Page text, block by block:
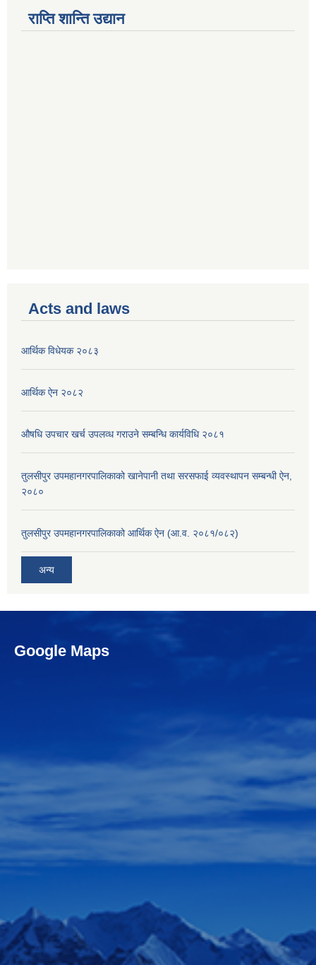
राप्ति शान्ति उद्यान
Acts and laws
आर्थिक विधेयक २०८३
आर्थिक ऐन २०८२
औषधि उपचार खर्च उपलव्ध गराउने सम्बन्धि कार्यविधि २०८१
तुलसीपुर उपमहानगरपालिकाको खानेपानी तथा सरसफाई व्यवस्थापन सम्बन्धी ऐन,
२०८०
तुलसीपुर उपमहानगरपालिकाको आर्थिक ऐन (आ.व. २०८१/०८२)
अन्य
Google Maps